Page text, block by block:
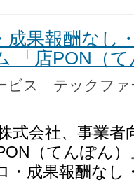
成果報酬なし
「店PON（
ービス テックフ
式会社、事業
（てんぽん
・成果報酬なし